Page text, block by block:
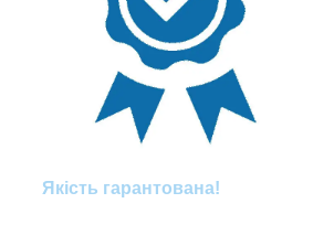
Якість гарантована!